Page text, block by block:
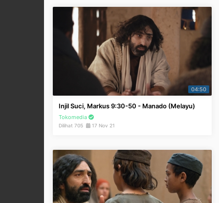
04:50
Injil Suci, Markus 9:30-50 - Manado (Melayu)
Tokomedia
Dilihat 705 17 Nov 21